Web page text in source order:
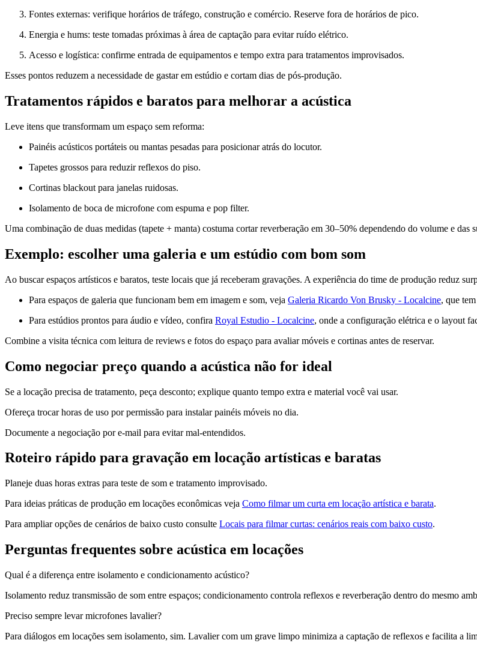
Fontes externas: verifique horários de tráfego, construção e comércio. Reserve fora de horários de pico.
Energia e hums: teste tomadas próximas à área de captação para evitar ruído elétrico.
Acesso e logística: confirme entrada de equipamentos e tempo extra para tratamentos improvisados.
Esses pontos reduzem a necessidade de gastar em estúdio e cortam dias de pós-produção.
Tratamentos rápidos e baratos para melhorar a acústica
Leve itens que transformam um espaço sem reforma:
Painéis acústicos portáteis ou mantas pesadas para posicionar atrás do locutor.
Tapetes grossos para reduzir reflexos do piso.
Cortinas blackout para janelas ruidosas.
Isolamento de boca de microfone com espuma e pop filter.
Uma combinação de duas medidas (tapete + manta) costuma cortar reverberação em 30–50% dependendo do volume e das
Exemplo: escolher uma galeria e um estúdio com bom som
Ao buscar espaços artísticos e baratos, teste locais que já receberam gravações. A experiência do time de produção reduz
Para espaços de galeria que funcionam bem em imagem e som, veja Galeria Ricardo Von Brusky - Localcine, que
Para estúdios prontos para áudio e vídeo, confira Royal Estudio - Localcine, onde a configuração elétrica e o layout
Combine a visita técnica com leitura de reviews e fotos do espaço para avaliar móveis e cortinas antes de reservar.
Como negociar preço quando a acústica não for ideal
Se a locação precisa de tratamento, peça desconto; explique quanto tempo extra e material você vai usar.
Ofereça trocar horas de uso por permissão para instalar painéis móveis no dia.
Documente a negociação por e-mail para evitar mal-entendidos.
Roteiro rápido para gravação em locação artísticas e baratas
Planeje duas horas extras para teste de som e tratamento improvisado.
Para ideias práticas de produção em locações econômicas veja Como filmar um curta em locação artística e barata.
Para ampliar opções de cenários de baixo custo consulte Locais para filmar curtas: cenários reais com baixo custo.
Perguntas frequentes sobre acústica em locações
Qual é a diferença entre isolamento e condicionamento acústico?
Isolamento reduz transmissão de som entre espaços; condicionamento controla reflexos e reverberação dentro do mesmo
Preciso sempre levar microfones lavalier?
Para diálogos em locações sem isolamento, sim. Lavalier com um grave limpo minimiza a captação de reflexos e facilita a